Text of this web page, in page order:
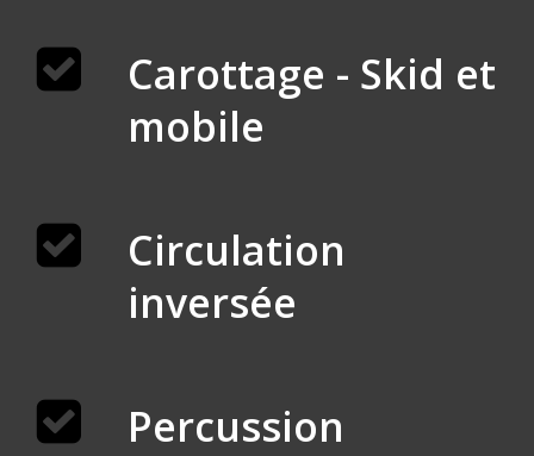
Carottage - Skid et
mobile
Circulation
inversée
Percussion